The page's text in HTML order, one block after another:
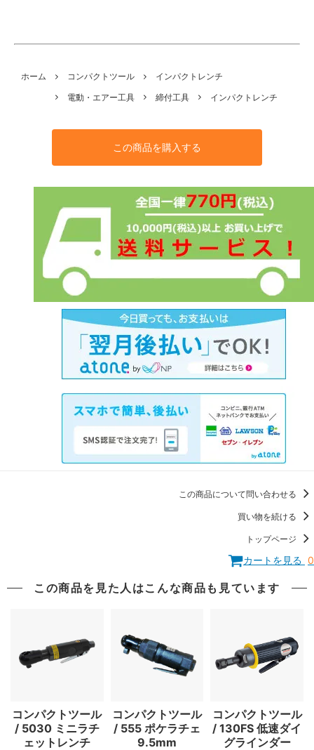
ホーム コンパクトツール
インパクトレンチ
電動・エアー工具
締付工具 インパクトレンチ
この商品を購入する
この商品について問い合わせる
買い物を続ける
トップページ
カートを見る 0
この商品を見た人はこんな商品も見ています
コンパクトツール
/ 5030 ミニラチ
ェットレンチ
コンパクトツール
/ 555 ポケラチェ
9.5mm
コンパクトツール
/ 130FS 低速ダイ
グラインダー